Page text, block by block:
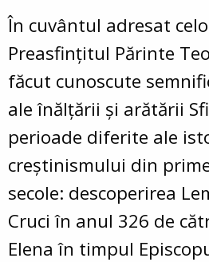
În cuvântul adresat
Preasfințitul Părinte
făcut cunoscute
ale înălțării și arătării
perioade diferite ale
creștinismului din
secole: descoperirea
Cruci în anul 326 de
Elena în timpul